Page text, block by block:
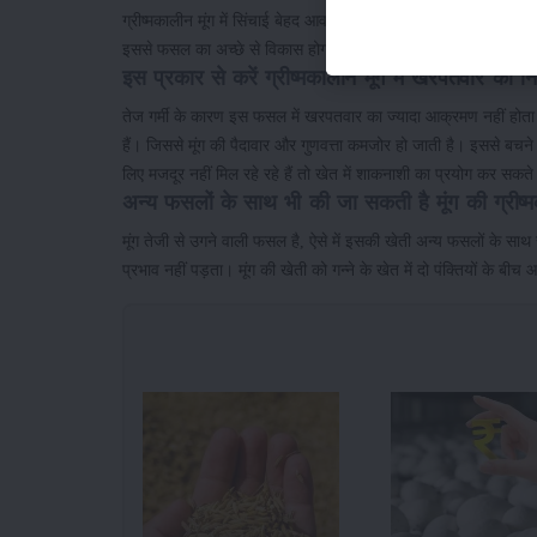
ग्रीष्मकालीन मूंग में सिंचाई बेहद आवश्यक है, नहीं तो फसल तुरंत ही
इससे फसल का अच्छे से विकास होगा तथा उत्पादन तेजी से बढ़ सकता है।
इस प्रकार से करें ग्रीष्मकालीन मूंग में खरपतवार का
तेज गर्मी के कारण इस फसल में खरपतवार का ज्यादा आक्रमण नहीं
हैं। जिससे मूंग की पैदावार और गुणवत्ता कमजोर हो जाती है। इससे बचने
लिए मजदूर नहीं मिल रहे रहे हैं तो खेत में शाकनाशी का प्रयोग कर सकते
मूंग तेजी से उगने वाली फसल है, ऐसे में इसकी खेती अन्य फसलों के
प्रभाव नहीं पड़ता। मूंग की खेती को गन्ने के खेत में दो पंक्तियों के